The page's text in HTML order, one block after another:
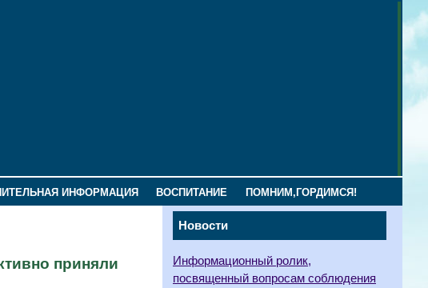
ИНФОРМАЦИЯ ВОСПИТАНИЕ ПОМНИМ,ГОРДИМСЯ!
Новости
Информационный ролик,
посвященный вопросам соблюдения
приняли